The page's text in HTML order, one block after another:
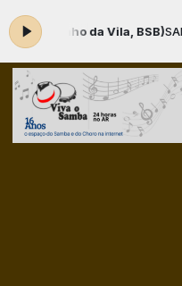
da Vila, BSB)SAMBAS